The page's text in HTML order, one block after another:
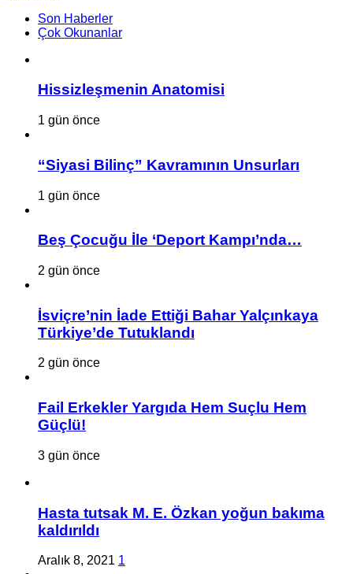
Son Haberler
Çok Okunanlar
Hissizleşmenin Anatomisi
1 gün önce
“Siyasi Bilinç” Kavramının Unsurları
1 gün önce
Beş Çocuğu İle ‘Deport Kampı’nda…
2 gün önce
İsviçre’nin İade Ettiği Bahar Yalçınkaya
Türkiye’de Tutuklandı
2 gün önce
Fail Erkekler Yargıda Hem Suçlu Hem
Güçlü!
3 gün önce
Hasta tutsak M. E. Özkan yoğun bakıma
kaldırıldı
Aralık 8, 2021 1